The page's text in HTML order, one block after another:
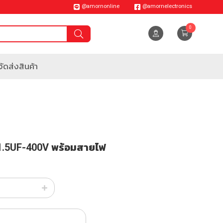
0
@amornonline @amornelectronics
ดส่งสินค้า
400V พร้อมสายไฟ